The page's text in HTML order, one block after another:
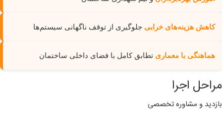
کاهش هزینه‌های خرابی جلوگیری از توقف ناگهانی سیستم‌ها
هماهنگی با معماری تطابق کامل با فضای داخلی ساختمان
مراحل اجرا
بازدید و مشاوره تخصصی